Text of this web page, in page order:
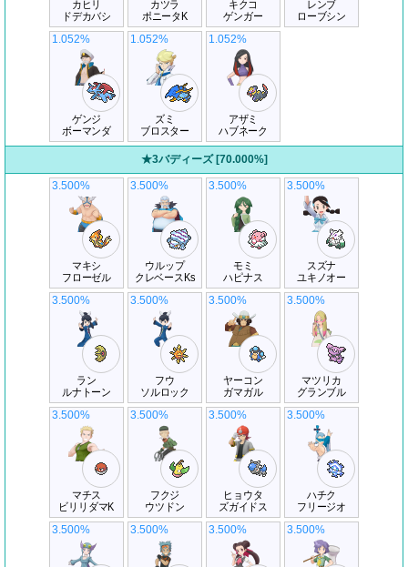
カヒリ
ドデカバシ
カツラ
ポニータK
キクコ
ゲンガー
レンブ
ローブシン
ゲンジ
ボーマンダ
1.052%
ズミ
ブロスター
1.052%
アザミ
ハブネーク
1.052%
★3バディーズ [70.000%]
マキシ
フローゼル
3.500%
ウルップ
クレベースKs
3.500%
モミ
ハピナス
3.500%
スズナ
ユキノオー
3.500%
ラン
ルナトーン
3.500%
フウ
ソルロック
3.500%
ヤーコン
ガマガル
3.500%
マツリカ
グランブル
3.500%
マチス
ビリリダマK
3.500%
フクジ
ウツドン
3.500%
ヒョウタ
ズガイドス
3.500%
ハチク
フリージオ
3.500%
3.500% 3.500% 3.500% 3.500%